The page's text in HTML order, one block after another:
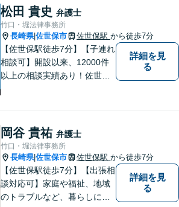
す。どんな些細なことでも構
いません。お気軽にご相談く
ださい【完全個室】
松田 貴史 弁護士
竹口・堀法律事務所
長崎県|佐世保市 佐世保駅 から徒歩7分
【佐世保駅徒歩7分】【子連れ
相談可】開設以来、12000件
以上の相談実績あり！佐世保
題・企業法務等、お困りごと
はなんでもご相談ください。
【他士業連携】
詳細を見
る
岡谷 貴祐 弁護士
竹口・堀法律事務所
長崎県|佐世保市 佐世保駅 から徒歩7分
【佐世保駅徒歩7分】【出張相
談対応可】家庭や福祉、地域
のトラブルなど、暮らしに根
詳細を見
る